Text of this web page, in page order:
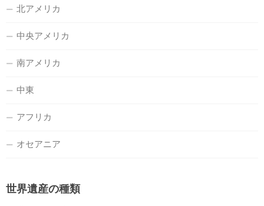
北アメリカ
中央アメリカ
南アメリカ
中東
アフリカ
オセアニア
世界遺産の種類